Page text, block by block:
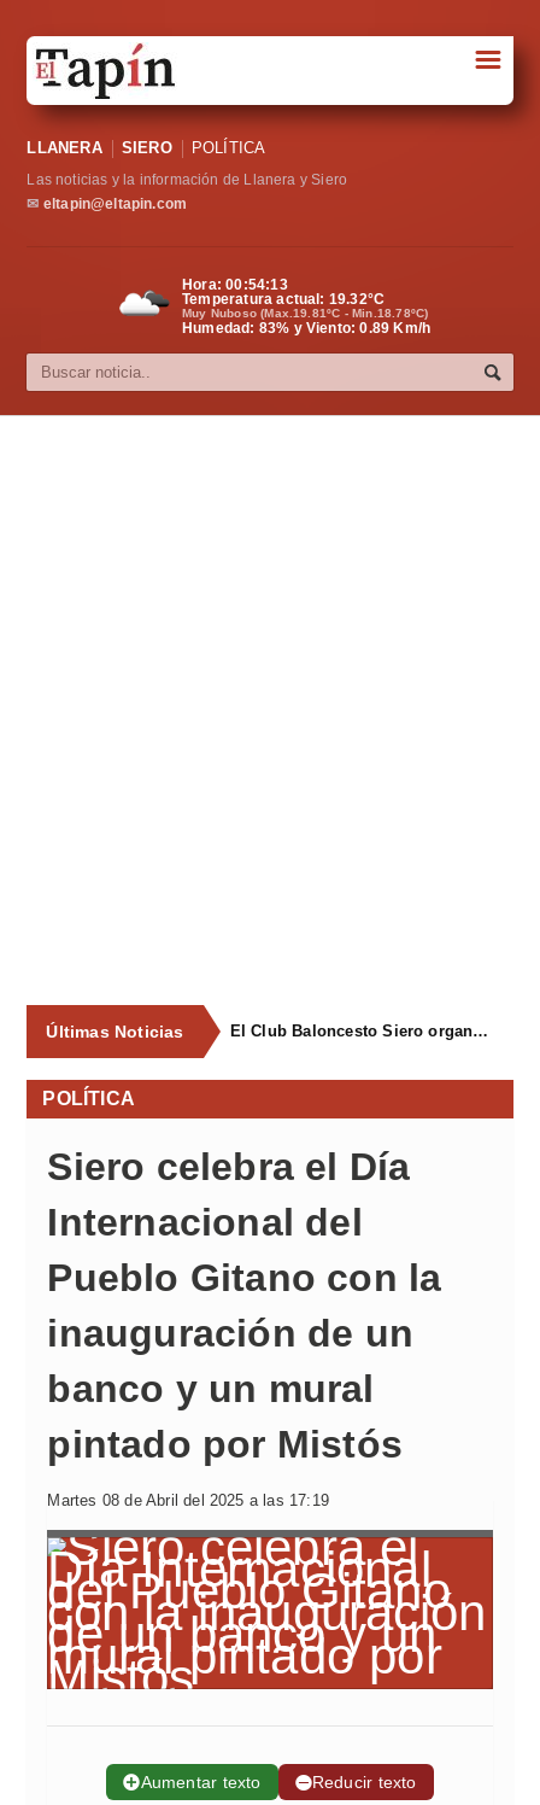
Sociedad
Política
Cultura
☰
LLANERA SIERO POLÍTICA
Las noticias y la información de Llanera y Siero
✉ eltapin@eltapin.com
Hora:00:54:13
Temperatura actual: 19.32°C
Muy Nuboso (Max.19.81ºC - Min.18.78ºC)
Humedad: 83% y Viento: 0.89 Km/h
Últimas Noticias El Club Baloncesto Siero organizará su primer campus para niños del 1 al 4 de septiembre en Pola de Siero
POLÍTICA
Siero celebra el Día
Internacional del
Pueblo Gitano con la
inauguración de un
banco y un mural
pintado por Mistós
Martes 08 de Abril del 2025 a las 17:19
➕Aumentar texto ➖Reducir texto